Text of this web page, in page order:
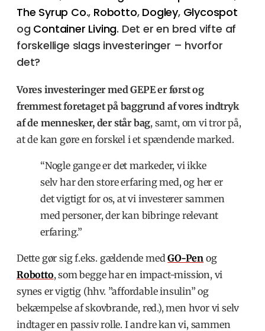
The Syrup Co., Robotto, Dogley, Glycospot
og Container Living. Det er en bred vifte af
forskellige slags investeringer – hvorfor
det?
Vores investeringer med GEPE er først og
fremmest foretaget på baggrund af vores indtryk
af de mennesker, der står bag, samt, om vi tror på,
at de kan gøre en forskel i et spændende marked.
“Nogle gange er det markeder, vi ikke
selv har den store erfaring med, og her er
det vigtigt for os, at vi investerer sammen
med personer, der kan bibringe relevant
erfaring.”
Dette gør sig f.eks. gældende medGO-Pen og
Robotto, som begge har en impact-mission, vi
synes er vigtig (hhv. ”affordable insulin” og
bekæmpelse af skovbrande, red.), men hvor vi selv
indtager en passiv rolle. I andre kan vi, sammen